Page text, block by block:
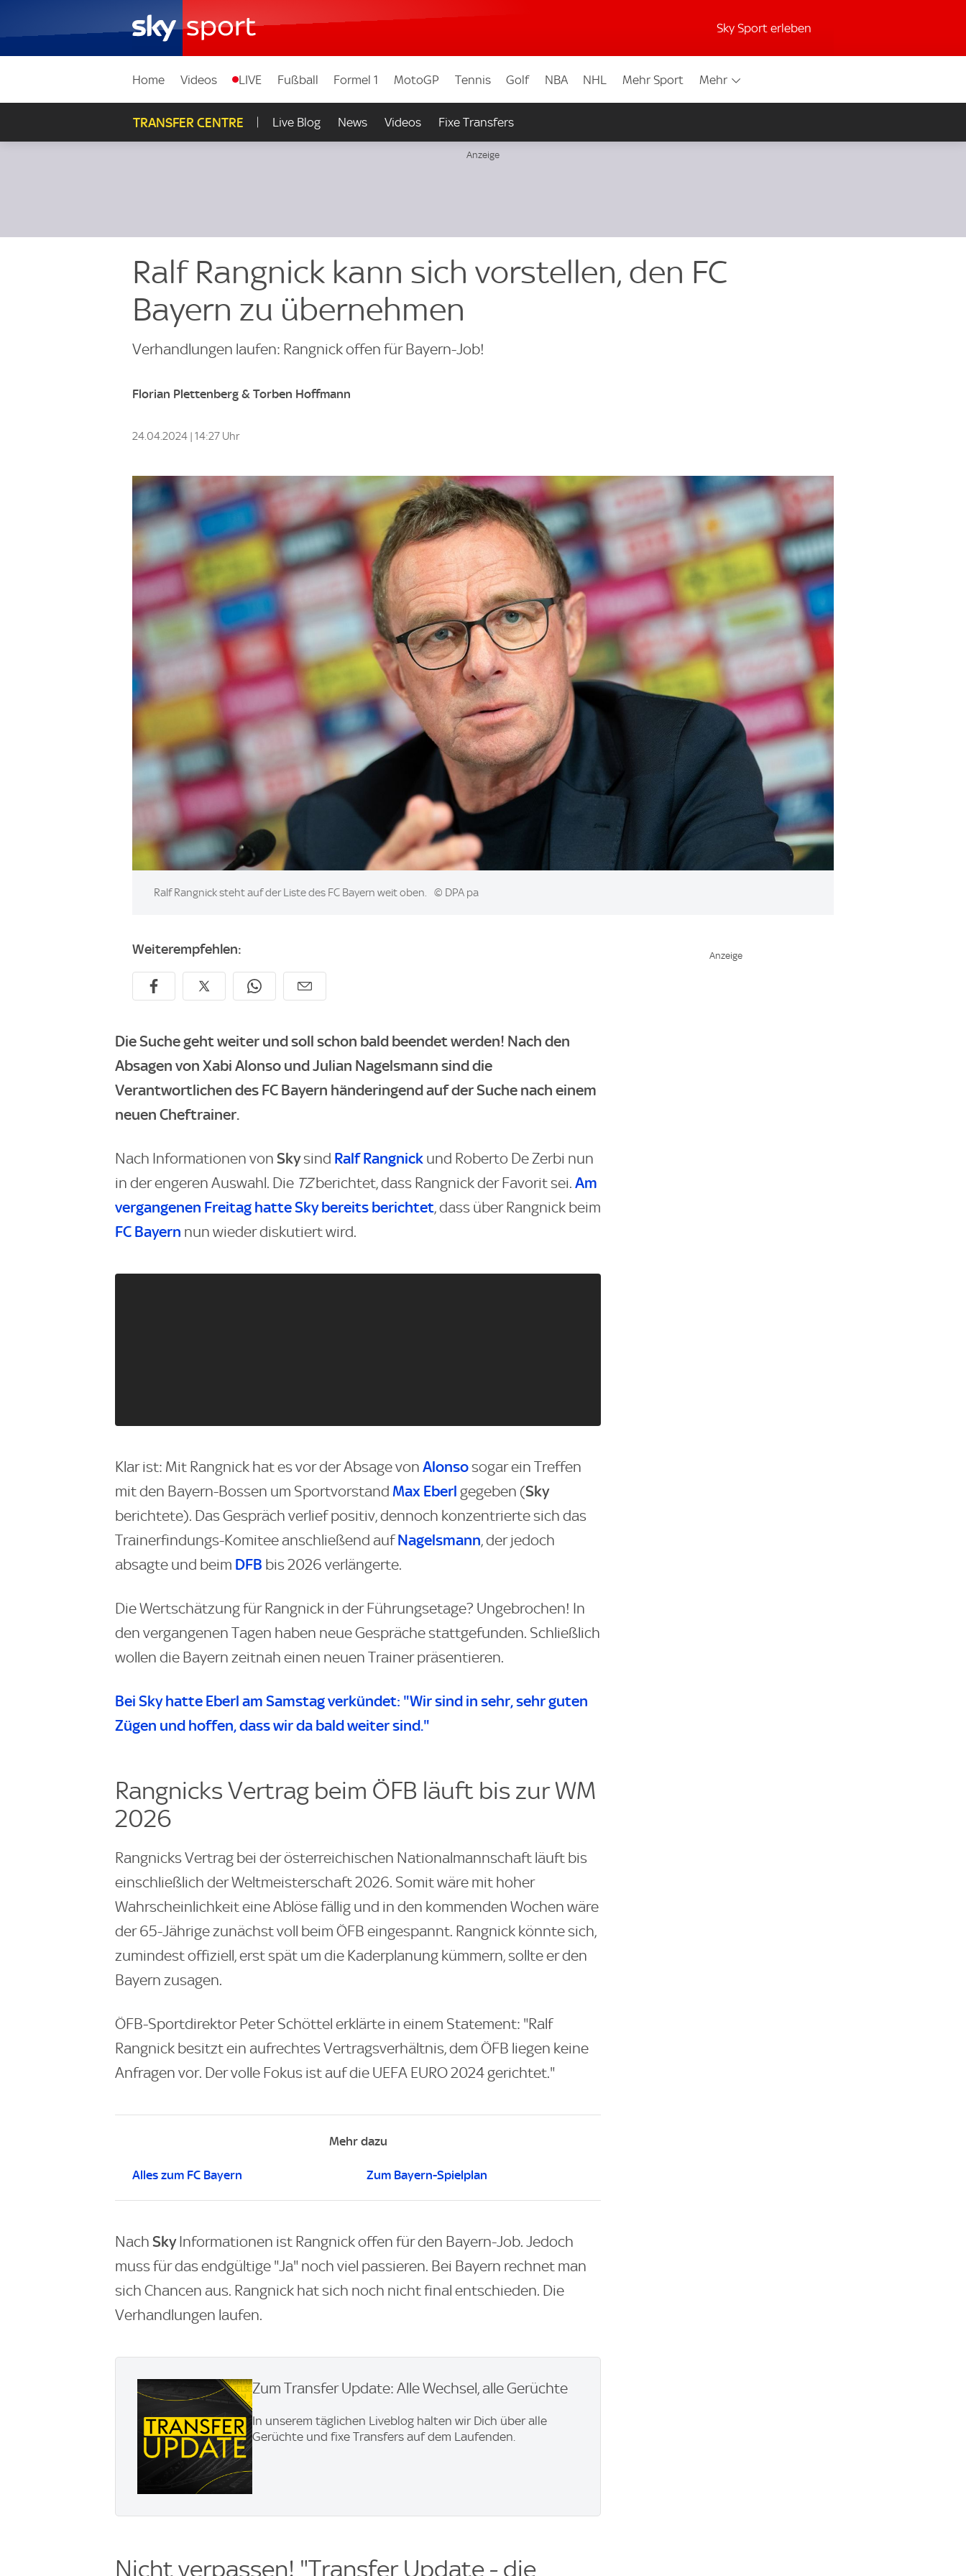
Sky Sport erleben
Home Videos LIVE Fußball Formel 1 MotoGP Tennis Golf NBA NHL Mehr Sport Mehr
TRANSFER CENTRE Live Blog News Videos Fixe Transfers
Ralf Rangnick kann sich vorstellen, den FC
Bayern zu übernehmen
Verhandlungen laufen: Rangnick offen für Bayern-Job!
Florian Plettenberg & Torben Hoffmann
24.04.2024 | 14:27 Uhr
Image:
Ralf Rangnick steht auf der Liste des FC Bayern weit oben. © DPA pa
Weiterempfehlen:
Die Suche geht weiter und soll schon bald beendet werden! Nach den
Absagen von Xabi Alonso und Julian Nagelsmann sind die
Verantwortlichen des FC Bayern händeringend auf der Suche nach einem
neuen Cheftrainer.
Nach Informationen von Skysind Ralf Rangnick und Roberto De Zerbi nun
in der engeren Auswahl. Die TZberichtet, dass Rangnick der Favorit sei. Am
vergangenen Freitag hatteSkybereits berichtet, dass über Rangnick beim
FC Bayern nun wieder diskutiert wird.
Klar ist: Mit Rangnick hat es vor der Absage von Alonso sogar ein Treffen
mit den Bayern-Bossen um Sportvorstand Max Eberl gegeben (Sky
berichtete). Das Gespräch verlief positiv, dennoch konzentrierte sich das
Trainerfindungs-Komitee anschließend aufNagelsmann, der jedoch
absagte und beim DFB bis 2026 verlängerte.
Die Wertschätzung für Rangnick in der Führungsetage? Ungebrochen! In
den vergangenen Tagen haben neue Gespräche stattgefunden. Schließlich
wollen die Bayern zeitnah einen neuen Trainer präsentieren.
Bei Skyhatte Eberl am Samstag verkündet: "Wir sind in sehr, sehr guten
Zügen und hoffen, dass wir da bald weiter sind."
Rangnicks Vertrag beim ÖFB läuft bis zur WM
2026
Rangnicks Vertrag bei der österreichischen Nationalmannschaft läuft bis
einschließlich der Weltmeisterschaft 2026. Somit wäre mit hoher
Wahrscheinlichkeit eine Ablöse fällig und in den kommenden Wochen wäre
der 65-Jährige zunächst voll beim ÖFB eingespannt. Rangnick könnte sich,
zumindest offiziell, erst spät um die Kaderplanung kümmern, sollte er den
Bayern zusagen.
ÖFB-Sportdirektor Peter Schöttel erklärte in einem Statement: "Ralf
Rangnick besitzt ein aufrechtes Vertragsverhältnis, dem ÖFB liegen keine
Anfragen vor. Der volle Fokus ist auf die UEFA EURO 2024 gerichtet."
Mehr dazu
Alles zum FC Bayern Zum Bayern-Spielplan
Nach SkyInformationen ist Rangnick offen für den Bayern-Job. Jedoch
muss für das endgültige "Ja" noch viel passieren. Bei Bayern rechnet man
sich Chancen aus. Rangnick hat sich noch nicht final entschieden. Die
Verhandlungen laufen.
Zum Transfer Update: Alle Wechsel, alle Gerüchte
In unserem täglichen Liveblog halten wir Dich über alle
Gerüchte und fixe Transfers auf dem Laufenden.
Nicht verpassen! "Transfer Update - die